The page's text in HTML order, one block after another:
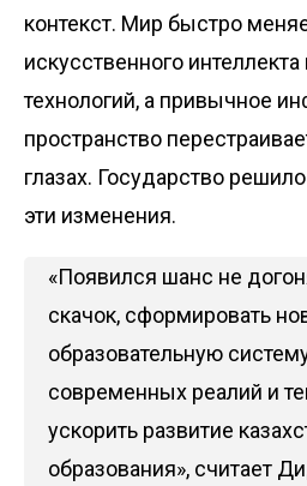
контекст. Мир быстро
искусственного
технологий, а привычное
пространство
глазах. Государство
эти изменения.
«Появился шанс не
скачок, сформировать
образовательную
современных реалий и
ускорить развитие
образования», считает